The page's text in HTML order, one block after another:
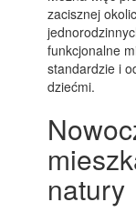
zacisznej
funkcjonalne
standardzie i
dziećmi.
natury